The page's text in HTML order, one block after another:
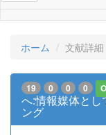
ホーム 文献詳細
19 0 0 0
へ:情報媒体と
ング